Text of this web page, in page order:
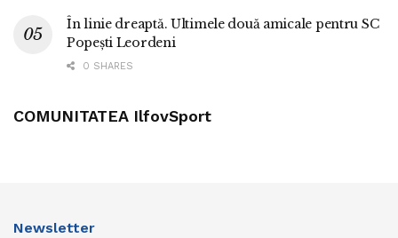
În linie dreaptă. Ultimele două amicale pentru SC
Popești Leordeni
0 SHARES
COMUNITATEA IlfovSport
Newsletter